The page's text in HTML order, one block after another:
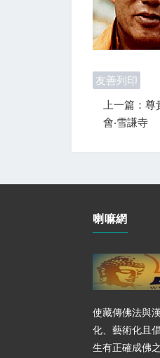
友善列印
上一篇：
會‧雪謙寺
喇嘛網
使藏傳佛法與
化、藝術化且
生有正確成佛